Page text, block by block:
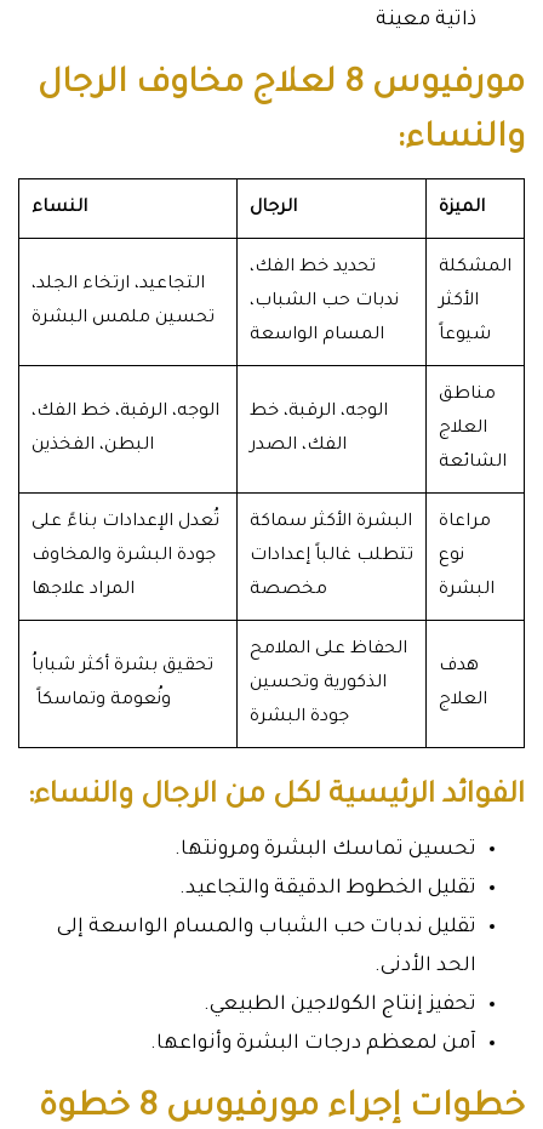
ذاتية معينة
مورفيوس 8 لعلاج مخاوف الرجال
والنساء:
الميزة الرجال النساء
المشكلة
الأكثر
شيوعاً
تحديد خط الفك،
ندبات حب الشباب،
المسام الواسعة
التجاعيد، ارتخاء الجلد،
تحسين ملمس البشرة
مناطق
العلاج
الشائعة
الوجه، الرقبة، خط
الفك، الصدر
الوجه، الرقبة، خط الفك،
البطن، الفخذين
مراعاة
نوع
البشرة
البشرة الأكثر سماكة
تتطلب غالباً إعدادات
مخصصة
تُعدل الإعدادات بناءً على
جودة البشرة والمخاوف
المراد علاجها
هدف
العلاج
الحفاظ على الملامح
الذكورية وتحسين
جودة البشرة
تحقيق بشرة أكثر شباباُ
ونُعومة وتماسكاً
الفوائد الرئيسية لكل من الرجال والنساء:
تحسين تماسك البشرة ومرونتها.
تقليل الخطوط الدقيقة والتجاعيد.
تقليل ندبات حب الشباب والمسام الواسعة إلى
الحد الأدنى.
تحفيز إنتاج الكولاجين الطبيعي.
آمن لمعظم درجات البشرة وأنواعها.
خطوات إجراء مورفيوس 8 خطوة